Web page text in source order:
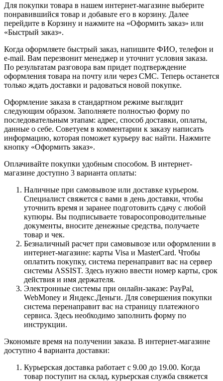
Для покупки товара в нашем интернет-магазине выберите
понравившийся товар и добавьте его в корзину. Далее
перейдите в Корзину и нажмите на «Оформить заказ» или
«Быстрый заказ».
Когда оформляете быстрый заказ, напишите ФИО, телефон и
e-mail. Вам перезвонит менеджер и уточнит условия заказа.
По результатам разговора вам придет подтверждение
оформления товара на почту или через СМС. Теперь останется
только ждать доставки и радоваться новой покупке.
Оформление заказа в стандартном режиме выглядит
следующим образом. Заполняете полностью форму по
последовательным этапам: адрес, способ доставки, оплаты,
данные о себе. Советуем в комментарии к заказу написать
информацию, которая поможет курьеру вас найти. Нажмите
кнопку «Оформить заказ».
Оплачивайте покупки удобным способом. В интернет-
магазине доступно 3 варианта оплаты:
Наличные при самовывозе или доставке курьером.
Специалист свяжется с вами в день доставки, чтобы
уточнить время и заранее подготовить сдачу с любой
купюры. Вы подписываете товаросопроводительные
документы, вносите денежные средства, получаете
товар и чек.
Безналичный расчет при самовывозе или оформлении в
интернет-магазине: карты Visa и MasterCard. Чтобы
оплатить покупку, система перенаправит вас на сервер
системы ASSIST. Здесь нужно ввести номер карты, срок
действия и имя держателя.
Электронные системы при онлайн-заказе: PayPal,
WebMoney и Яндекс.Деньги. Для совершения покупки
система перенаправит вас на страницу платежного
сервиса. Здесь необходимо заполнить форму по
инструкции.
Экономьте время на получении заказа. В интернет-магазине
доступно 4 варианта доставки:
Курьерская доставка работает с 9.00 до 19.00. Когда
товар поступит на склад, курьерская служба свяжется